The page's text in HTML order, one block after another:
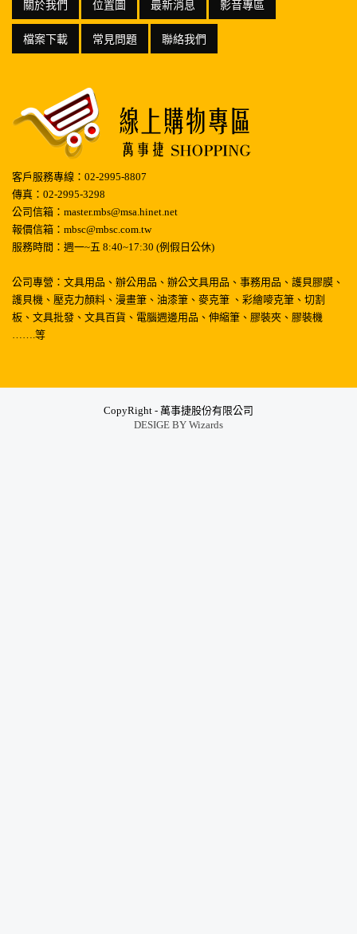
關於我們 位置圖 最新消息 影音專區
檔案下載 常見問題 聯絡我們
客戶服務專線：02-2995-8807
傳真：02-2995-3298
公司信箱：master.mbs@msa.hinet.net
報價信箱：mbsc@mbsc.com.tw
服務時間：週一~五 8:40~17:30 (例假日公休)
公司專營：文具用品、辦公用品、辦公文具用品、事務用品、護貝膠膜、
護貝機、壓克力顏料、漫畫筆、油漆筆、麥克筆 、彩繪嘜克筆、切割
板、文具批發、文具百貨、電腦週邊用品、伸縮筆、膠裝夾、膠裝機
…….等
CopyRight - 萬事捷股份有限公司
DESIGE BY Wizards